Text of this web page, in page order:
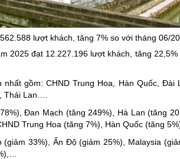
Giảm nghèo bền
Đưa nghị quyết của
Bầu cử đại biểu
Gia đình hạnh
An toàn thông tin
Thông tin biên giới
Người Việt Nam ưu
lượt khách, tăng 7% so với tháng 06/
2025 đạt 12.227.196 lượt khách, tăng
gồm: CHND Trung Hoa, Hàn Quốc, Đài
Thái Lan.…
Đan Mạch (tăng 249%), Hà Lan (tăng
Trung Hoa (tăng 7%), Hàn Quốc (tăng
33%), Ấn Độ (giảm 25%), Malaysia